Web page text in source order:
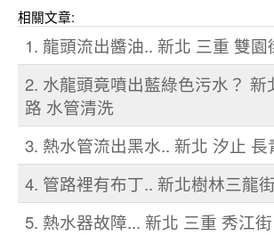
相關文章:
1. 龍頭流出醬油.. 新北 三重 雙園
2. 水龍頭竟噴出藍綠色污水？ 新
路 水管清洗
3. 熱水管流出黑水.. 新北 汐止
4. 管路裡有布丁.. 新北樹林三龍
5. 熱水器故障... 新北 三重 秀江